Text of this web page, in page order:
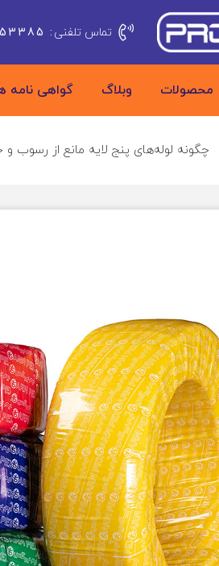
تماس تلفنی :
محصولات وبلاگ گواهی نامه
چگونه لوله‌های پنج لایه مانع از